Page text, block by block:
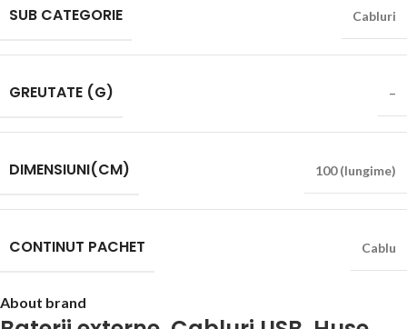
SUB CATEGORIE Cabluri
GREUTATE (G) –
DIMENSIUNI(CM) 100 (lungime)
CONTINUT PACHET Cablu
About brand